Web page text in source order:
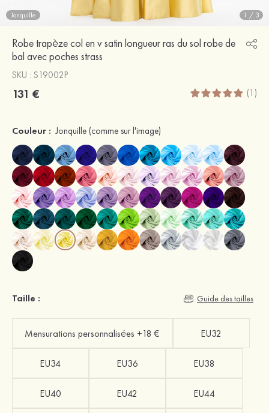
Jonquille 1 / 3
Robe trapèze col en v satin longueur ras du sol robe de
bal avec poches strass
SKU : S19002P
131 € (1)
Couleur : Jonquille (comme sur l'image)
Taille : Guide des tailles
Mensurations personnalisées +18 € EU32
EU34 EU36 EU38
EU40 EU42 EU44